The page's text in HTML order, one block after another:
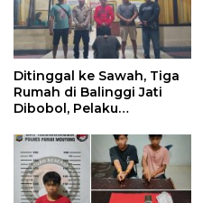
Ditinggal ke Sawah, Tiga
Rumah di Balinggi Jati
Dibobol, Pelaku